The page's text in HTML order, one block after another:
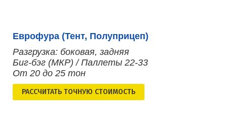
Еврофура (Тент, Полуприцеп)
Разгрузка: боковая, задняя
Биг-бэг (МКР) / Паллеты 22-33
От 20 до 25 тон
РАСCЧИТАТЬ ТОЧНУЮ СТОИМОСТЬ